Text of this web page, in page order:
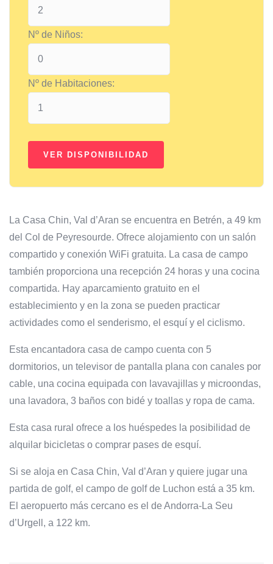
Nº de Niños:
Nº de Habitaciones:
La Casa Chin, Val d’Aran se encuentra en Betrén, a 49 km
del Col de Peyresourde. Ofrece alojamiento con un salón
compartido y conexión WiFi gratuita. La casa de campo
también proporciona una recepción 24 horas y una cocina
compartida. Hay aparcamiento gratuito en el
establecimiento y en la zona se pueden practicar
actividades como el senderismo, el esquí y el ciclismo.
Esta encantadora casa de campo cuenta con 5
dormitorios, un televisor de pantalla plana con canales por
cable, una cocina equipada con lavavajillas y microondas,
una lavadora, 3 baños con bidé y toallas y ropa de cama.
Esta casa rural ofrece a los huéspedes la posibilidad de
alquilar bicicletas o comprar pases de esquí.
Si se aloja en Casa Chin, Val d’Aran y quiere jugar una
partida de golf, el campo de golf de Luchon está a 35 km.
El aeropuerto más cercano es el de Andorra-La Seu
d’Urgell, a 122 km.